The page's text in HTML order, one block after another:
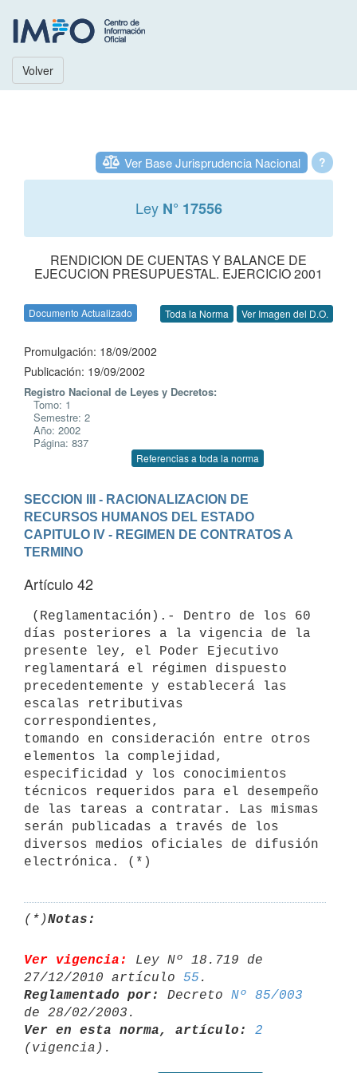
Volver
?
Ver Base Jurisprudencia Nacional
Ley N° 17556
RENDICION DE CUENTAS Y BALANCE DE
EJECUCION PRESUPUESTAL. EJERCICIO 2001
Documento Actualizado Toda la Norma Ver Imagen del D.O.
Promulgación: 18/09/2002
Publicación: 19/09/2002
Registro Nacional de Leyes y Decretos:
Tomo: 1
Semestre: 2
Año: 2002
Página: 837
Referencias a toda la norma
SECCION III - RACIONALIZACION DE
RECURSOS HUMANOS DEL ESTADO
CAPITULO IV - REGIMEN DE CONTRATOS A
TERMINO
Artículo 42
días posteriores a la vigencia de la
presente ley, el Poder Ejecutivo
reglamentará el régimen dispuesto
precedentemente y establecerá las
escalas retributivas
correspondientes,
tomando en consideración entre otros
elementos la complejidad,
especificidad y los conocimientos
técnicos requeridos para el desempeño
de las tareas a contratar. Las mismas
serán publicadas a través de los
diversos medios oficiales de difusión
(*)Notas:
Ver vigencia:
Ley Nº 18.719 de
27/12/2010 artículo 55
Reglamentado por:
Decreto Nº 85/003
Ver en esta norma, artículo:
2